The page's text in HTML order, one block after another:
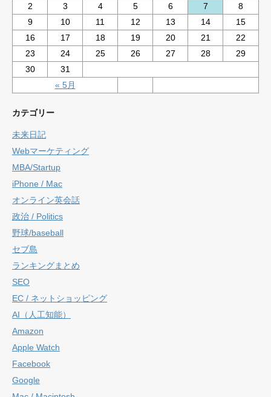
« 5月
2
3 4 5 6 7
8
9
10 11 12 13 14
15
16
17 18 19 20 21
22
23
24 25 26 27 28
29
30
31
カテゴリー
未来日記
Webマーケティング
MBA/Startup
iPhone / Mac
オンライン英会話
政治 / Politics
野球/baseball
セブ島
ランキングまとめ
SEO
EC / ネットショッピング
AI（人工知能）
Amazon
Apple Watch
Facebook
Google